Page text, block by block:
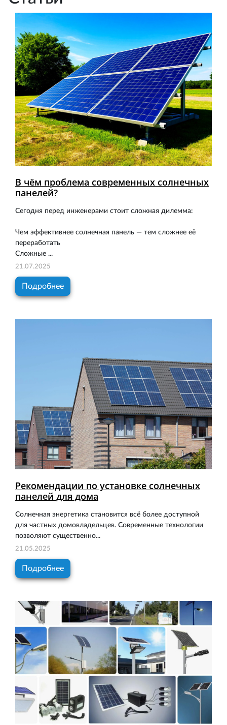
В чём проблема современных солнечных
панелей?
Сегодня перед инженерами стоит сложная дилемма:
Чем эффективнее солнечная панель — тем сложнее её
переработать
Сложные ...
21.07.2025
Подробнее
Рекомендации по установке солнечных
панелей для дома
Солнечная энергетика становится всё более доступной
для частных домовладельцев. Современные технологии
позволяют существенно...
21.05.2025
Подробнее